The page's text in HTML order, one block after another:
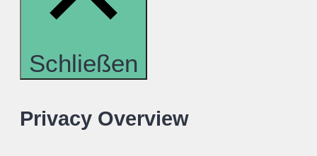
Schließen
Privacy Overview